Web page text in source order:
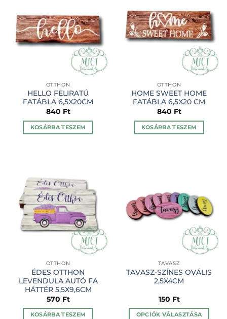
OTTHON
HELLO FELIRATÚ
FATÁBLA 6,5X20CM
840 Ft
KOSÁRBA TESZEM
OTTHON
HOME SWEET HOME
FATÁBLA 6,5X20 CM
840 Ft
KOSÁRBA TESZEM
OTTHON
ÉDES OTTHON
LEVENDULA AUTÓ FA
HÁTTÉR 5,5X9,6CM
570 Ft
KOSÁRBA TESZEM
TAVASZ
TAVASZ-SZÍNES OVÁLIS
2,5X4CM
150 Ft
OPCIÓK VÁLASZTÁSA